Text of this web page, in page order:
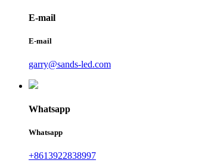
E-mail
E-mail
garry@sands-led.com
Whatsapp
Whatsapp
+8613922838997